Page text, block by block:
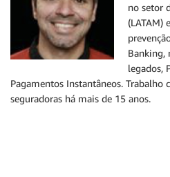
no setor
(LATAM)
Banking,
legados,
Pagamentos Instantâneos. Trabalho
seguradoras há mais de 15 anos.